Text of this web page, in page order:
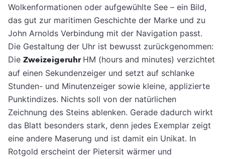
Wolkenformationen oder aufgewühlte See – ein Bild,
das gut zur maritimen Geschichte der Marke und zu
John Arnolds Verbindung mit der Navigation passt.
Die Gestaltung der Uhr ist bewusst zurückgenommen:
Die Zweizeigeruhr HM (hours and minutes) verzichtet
auf einen Sekundenzeiger und setzt auf schlanke
Stunden- und Minutenzeiger sowie kleine, applizierte
Punktindizes. Nichts soll von der natürlichen
Zeichnung des Steins ablenken. Gerade dadurch wirkt
das Blatt besonders stark, denn jedes Exemplar zeigt
eine andere Maserung und ist damit ein Unikat. In
Rotgold erscheint der Pietersit wärmer und